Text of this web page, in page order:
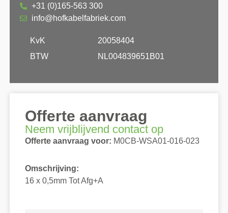
+31 (0)165-563 300
info@hofkabelfabriek.com
KvK
BTW
20058404
NL004839651B01
Offerte aanvraag
Neem vrijblijvend contact op
Offerte aanvraag voor: M0CB-WSA01-016-023
Omschrijving:
16 x 0,5mm Tot Afg+A